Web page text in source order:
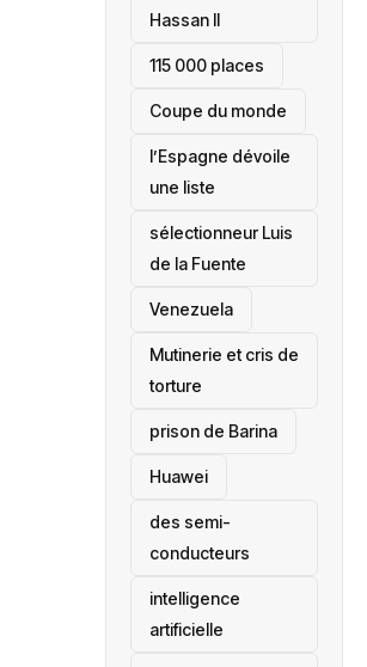
Hassan II
115 000 places
‎Coupe du monde
l’Espagne dévoile
une liste
sélectionneur Luis
de la Fuente
‎Venezuela
Mutinerie et cris de
torture
prison de Barina
Huawei
des semi-
conducteurs
intelligence
artificielle